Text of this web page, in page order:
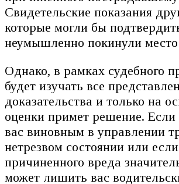
Свидетельские показания
которые могли бы
неумышленно покинули
Однако, в рамках судебного
будет изучать все
доказательства и только на
оценки примет решение. Если
вас виновным в управлении
нетрезвом состоянии или
причиненного вреда
может лишить вас